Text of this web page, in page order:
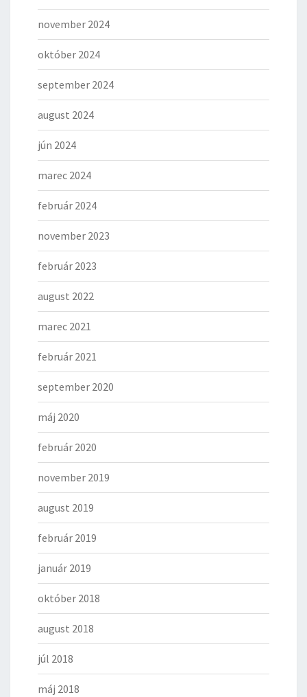
november 2024
október 2024
september 2024
august 2024
jún 2024
marec 2024
február 2024
november 2023
február 2023
august 2022
marec 2021
február 2021
september 2020
máj 2020
február 2020
november 2019
august 2019
február 2019
január 2019
október 2018
august 2018
júl 2018
máj 2018